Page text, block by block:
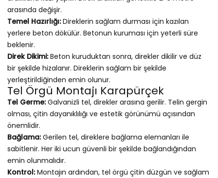
arasında değişir.
Temel Hazırlığı:Direklerin sağlam durması için kazılan
yerlere beton dökülür. Betonun kuruması için yeterli süre
beklenir.
Direk Dikimi:Beton kuruduktan sonra, direkler dikilir ve düz
bir şekilde hizalanır. Direklerin sağlam bir şekilde
yerleştirildiğinden emin olunur.
Tel Örgü Montajı Karapürçek
Tel Germe:Galvanizli tel, direkler arasına gerilir. Telin gergin
olması, çitin dayanıklılığı ve estetik görünümü açısından
önemlidir.
Bağlama:Gerilen tel, direklere bağlama elemanları ile
sabitlenir. Her iki ucun güvenli bir şekilde bağlandığından
emin olunmalıdır.
Kontrol:Montajın ardından, tel örgü çitin düzgün ve sağlam